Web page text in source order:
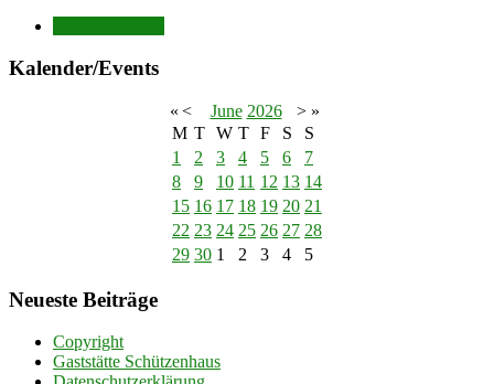
Kalender/Events
« < June 2026 > »
M T W T F S
S
1
2 3 4 5 6
7
8
9 10 11 12 13 14
15 16 17 18 19 20 21
22 23 24 25 26 27 28
29 30 1 2 3 4 5
Neueste Beiträge
Copyright
Gaststätte Schützenhaus